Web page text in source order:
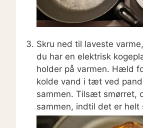
Skru ned til laveste
du har en elektrisk
holder på varmen. Hæld
kolde vand i tæt ved
sammen. Tilsæt smørret,
sammen, indtil det er helt